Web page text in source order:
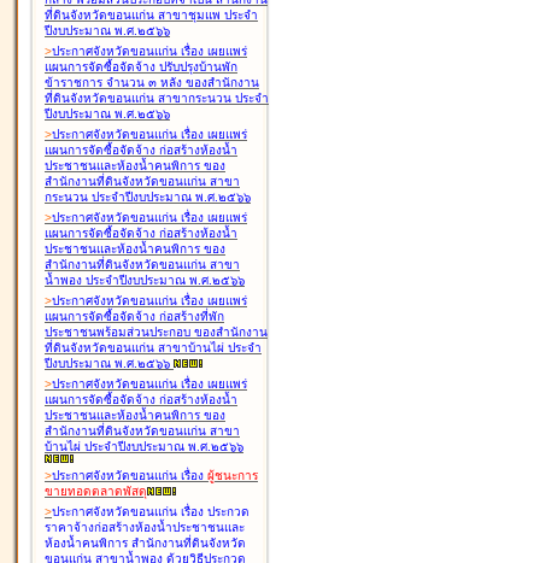
ที่ดินจังหวัดขอนแก่น สาขาชุมแพ ประจำ
ปีงบประมาณ พ.ศ.๒๕๖๖
>ประกาศจังหวัดขอนแก่น เรื่อง เผยแพร่
แผนการจัดซื้อจัดจ้าง ปรับปรุงบ้านพัก
ข้าราชการ จำนวน ๓ หลัง ของสำนักงาน
ที่ดินจังหวัดขอนแก่น สาขากระนวน ประจำ
ปีงบประมาณ พ.ศ.๒๕๖๖
>ประกาศจังหวัดขอนแก่น เรื่อง เผยแพร่
แผนการจัดซื้อจัดจ้าง ก่อสร้างห้องน้ำ
ประชาชนและห้องน้ำคนพิการ ของ
สำนักงานที่ดินจังหวัดขอนแก่น สาขา
กระนวน ประจำปีงบประมาณ พ.ศ.๒๕๖๖
>ประกาศจังหวัดขอนแก่น เรื่อง เผยแพร่
แผนการจัดซื้อจัดจ้าง ก่อสร้างห้องน้ำ
ประชาชนและห้องน้ำคนพิการ ของ
สำนักงานที่ดินจังหวัดขอนแก่น สาขา
น้ำพอง ประจำปีงบประมาณ พ.ศ.๒๕๖๖
>ประกาศจังหวัดขอนแก่น เรื่อง เผยแพร่
แผนการจัดซื้อจัดจ้าง ก่อสร้างที่พัก
ประชาชนพร้อมส่วนประกอบ ของสำนักงาน
ที่ดินจังหวัดขอนแก่น สาขาบ้านไผ่ ประจำ
ปีงบประมาณ พ.ศ.๒๕๖๖
>ประกาศจังหวัดขอนแก่น เรื่อง เผยแพร่
แผนการจัดซื้อจัดจ้าง ก่อสร้างห้องน้ำ
ประชาชนและห้องน้ำคนพิการ ของ
สำนักงานที่ดินจังหวัดขอนแก่น สาขา
บ้านไผ่ ประจำปีงบประมาณ พ.ศ.๒๕๖๖
>ประกาศจังหวัดขอนแก่น เรื่อง ผู้ชนะการ
ขายทอดตลาดพัสดุ
>ประกาศจังหวัดขอนแก่น เรื่อง ประกวด
ราคาจ้างก่อสร้างห้องน้ำประชาชนและ
ห้องน้ำคนพิการ สำนักงานที่ดินจังหวัด
ขอนแก่น สาขาน้ำพอง ด้วยวิธีประกวด